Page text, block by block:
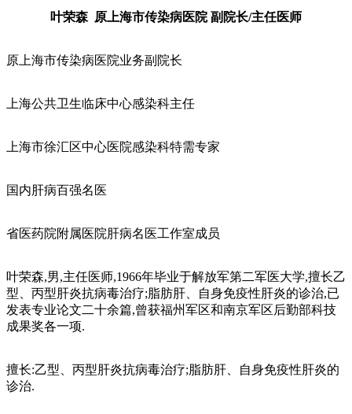
叶荣森 原上海市传染病医院 副院长/主任医师
原上海市传染病医院业务副院长
上海公共卫生临床中心感染科主任
上海市徐汇区中心医院感染科特需专家
国内肝病百强名医
省医药院附属医院肝病名医工作室成员
叶荣森,男,主任医师,1966年毕业于解放军第二军医大学,擅长乙
型、丙型肝炎抗病毒治疗;脂肪肝、自身免疫性肝炎的诊治,已
发表专业论文二十余篇,曾获福州军区和南京军区后勤部科技
成果奖各一项.
擅长:乙型、丙型肝炎抗病毒治疗;脂肪肝、自身免疫性肝炎的
诊治.